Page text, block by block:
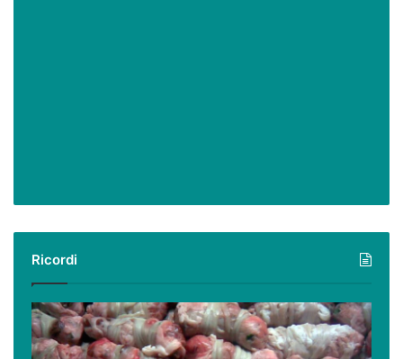
Ricordi
Ricordi:
le
ricette